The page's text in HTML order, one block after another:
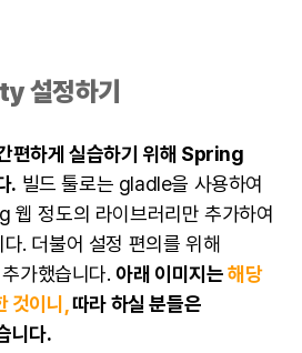
설정하기
하게 실습하기 위해 Spring
. 빌드 툴로는 gladle을 사용하여
정도의 라이브러리만 추가하여
. 더불어 설정 편의를 위해
가했습니다.아래 이미지는해당
이니,
따라 하실 분들은
니다.